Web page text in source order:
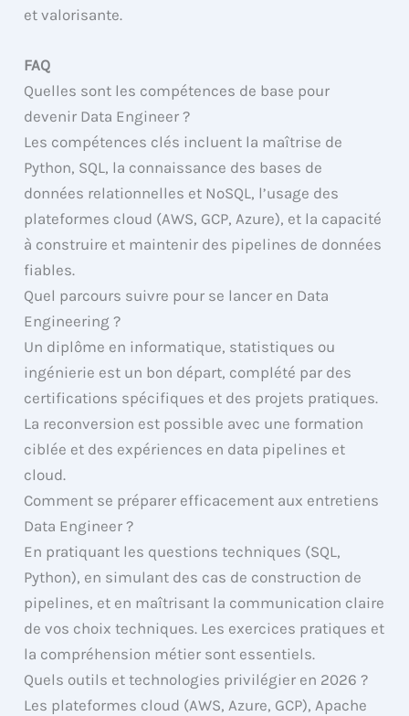
et valorisante.
FAQ
Quelles sont les compétences de base pour
devenir Data Engineer ?
Les compétences clés incluent la maîtrise de
Python, SQL, la connaissance des bases de
données relationnelles et NoSQL, l’usage des
plateformes cloud (AWS, GCP, Azure), et la capacité
à construire et maintenir des pipelines de données
fiables.
Quel parcours suivre pour se lancer en Data
Engineering ?
Un diplôme en informatique, statistiques ou
ingénierie est un bon départ, complété par des
certifications spécifiques et des projets pratiques.
La reconversion est possible avec une formation
ciblée et des expériences en data pipelines et
cloud.
Comment se préparer efficacement aux entretiens
Data Engineer ?
En pratiquant les questions techniques (SQL,
Python), en simulant des cas de construction de
pipelines, et en maîtrisant la communication claire
de vos choix techniques. Les exercices pratiques et
la compréhension métier sont essentiels.
Quels outils et technologies privilégier en 2026 ?
Les plateformes cloud (AWS, Azure, GCP), Apache